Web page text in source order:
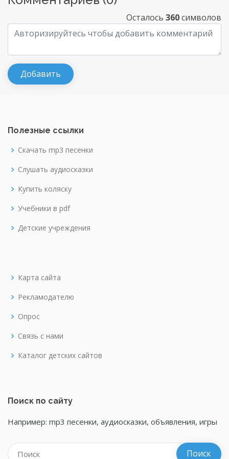
Осталось 360символов
Полезные ссылки
Скачать mp3 песенки
Слушать аудиосказки
Купить коляску
Учебники в pdf
Детские учреждения
Карта сайта
Рекламодателю
Опрос
Связь с нами
Каталог детских сайтов
Поиск по сайту
Например: mp3 песенки, аудиосказки, объявления, игры